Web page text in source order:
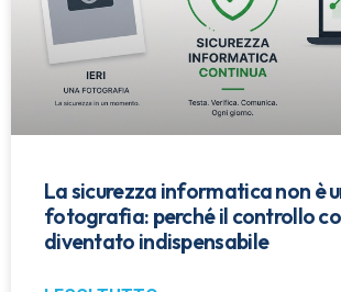
La sicurezza informatica non è
fotografia: perché il controllo
diventato indispensabile